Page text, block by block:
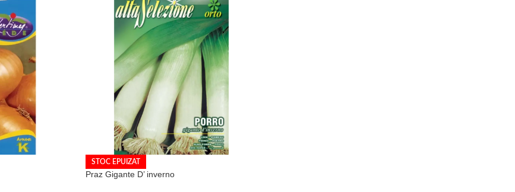
STOC EPUIZAT
Praz Gigante D’ inverno